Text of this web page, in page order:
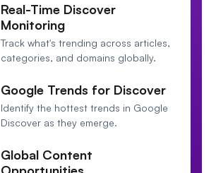
Real-Time Discover
Monitoring
Track what's trending across articles,
categories, and domains globally.
Google Trends for Discover
Identify the hottest trends in Google
Discover as they emerge.
Global Content